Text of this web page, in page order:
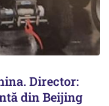
Director:
din Beijing